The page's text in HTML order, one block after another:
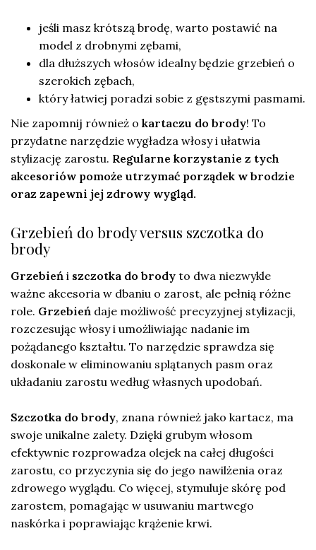
jeśli masz krótszą brodę, warto postawić na
model z drobnymi zębami,
dla dłuższych włosów idealny będzie grzebień o
szerokich zębach,
który łatwiej poradzi sobie z gęstszymi pasmami.
Nie zapomnij również o kartaczu do brody! To
przydatne narzędzie wygładza włosy i ułatwia
stylizację zarostu. Regularne korzystanie z tych
akcesoriów pomoże utrzymać porządek w brodzie
oraz zapewni jej zdrowy wygląd.
Grzebień do brody versus szczotka do
brody
Grzebień i szczotka do brody to dwa niezwykle
ważne akcesoria w dbaniu o zarost, ale pełnią różne
role. Grzebień daje możliwość precyzyjnej stylizacji,
rozczesując włosy i umożliwiając nadanie im
pożądanego kształtu. To narzędzie sprawdza się
doskonale w eliminowaniu splątanych pasm oraz
układaniu zarostu według własnych upodobań.
Szczotka do brody, znana również jako kartacz, ma
swoje unikalne zalety. Dzięki grubym włosom
efektywnie rozprowadza olejek na całej długości
zarostu, co przyczynia się do jego nawilżenia oraz
zdrowego wyglądu. Co więcej, stymuluje skórę pod
zarostem, pomagając w usuwaniu martwego
naskórka i poprawiając krążenie krwi.